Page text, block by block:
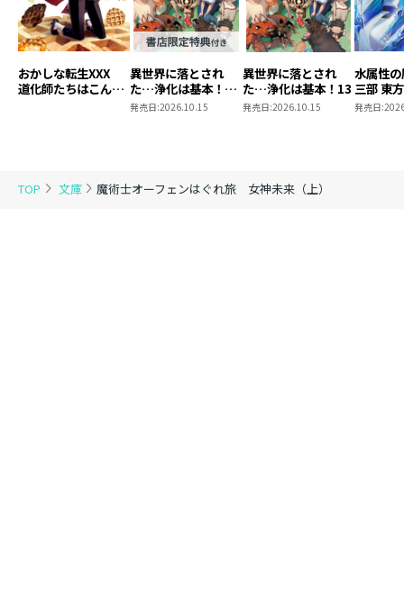
TOP 文庫 魔術士オーフェンはぐれ旅 女神未来（上）
おかしな転生XXX
道化師たちはこんが
異世界に落とされ
た…浄化は基本！
13【ピッコマ限定
発売日:2026.10.15
異世界に落とされ
た…浄化は基本！13
発売日:2026.10.15
水属性
三部 東
発売日: